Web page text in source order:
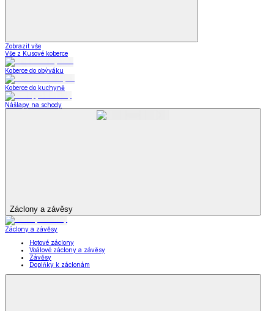
Zobrazit vše
Vše z Kusové koberce
Koberce do obýváku
Koberce do kuchyně
Nášlapy na schody
Záclony a závěsy
Záclony a závěsy
Hotové záclony
Voálové záclony a závěsy
Závěsy
Doplňky k záclonám